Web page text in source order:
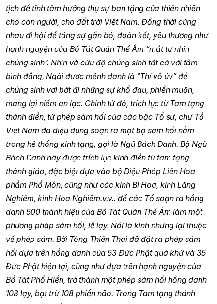
tịch để tĩnh tâm hưởng thụ sự ban tặng của thiên nhiên
cho con người, cho đất trời Việt Nam. Đồng thời cùng
nhau đi hội để tăng sự gắn bó, đoàn kết, yêu thương như
hạnh nguyện của Bồ Tát Quán Thế Âm “mắt từ nhìn
chúng sinh”. Nhìn và cứu độ chúng sinh tất cả với tâm
bình đẳng, Ngài được mệnh danh là “Thí vô úy” để
chúng sinh vơi bớt đi những sự khổ đau, phiền muộn,
mang lại niềm an lạc. Chính từ đó, trích lục từ Tam tạng
thánh điển, từ phép sám hối của các bậc Tổ sư, chư Tổ
Việt Nam đã diệu dụng soạn ra một bộ sám hối nằm
trong hệ thống kinh tạng, gọi là Ngũ Bách Danh. Bộ Ngũ
Bách Danh này được trích lục kinh điển từ tam tạng
thánh giáo, đặc biệt dựa vào bộ Diệu Pháp Liên Hoa
phẩm Phổ Môn, cũng như các kinh Bi Hoa, kinh Lăng
Nghiêm, kinh Hoa Nghiêm.v.v.. để các Tổ soạn ra hồng
danh 500 thánh hiệu của Bồ Tát Quán Thế Âm làm một
phương pháp sám hối, lễ lạy. Nói là kinh nhưng lại thuộc
về phép sám. Bởi Tông Thiên Thai đã đặt ra phép sám
hối dựa trên hồng danh của 53 Đức Phật quá khứ và 35
Đức Phật hiện tại, cũng như dựa trên hạnh nguyện của
Bồ Tát Phổ Hiền, trở thành một phép sám hối hồng danh
108 lạy, bạt trừ 108 phiền não. Trong Tam tạng thánh